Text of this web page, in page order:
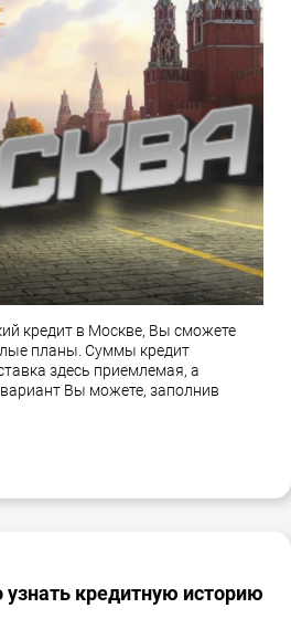
кредит в Москве, Вы сможете
планы. Суммы кредит
здесь приемлемая, а
Вы можете, заполнив
кредитную историю